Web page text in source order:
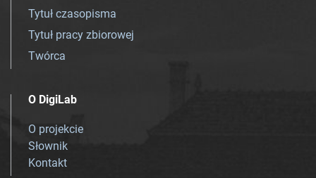
Tytuł czasopisma
Tytuł pracy zbiorowej
Twórca
O DigiLab
O projekcie
Słownik
Kontakt